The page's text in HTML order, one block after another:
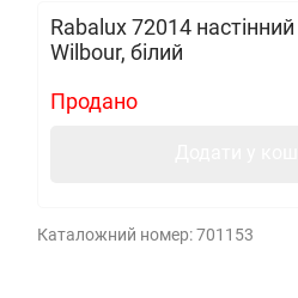
Rabalux 72014
Wilbour, білий
Продано
Каталожний номер:701153